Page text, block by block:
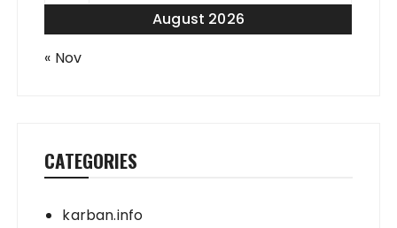
August 2026
« Nov
CATEGORIES
karban.info